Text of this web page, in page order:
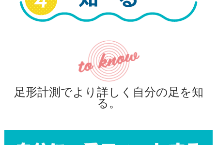
足形計測でより詳しく自分の足を知
る。